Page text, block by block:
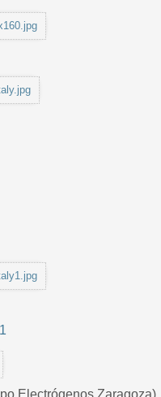
Electrógenos Zaragoza)